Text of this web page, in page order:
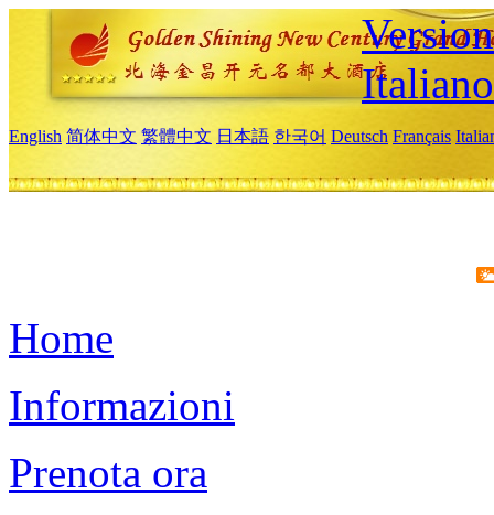
Italiano
English 简体中文 繁體中文 日本語 한국어 Deutsch Français
Home
Informazioni
Prenota ora